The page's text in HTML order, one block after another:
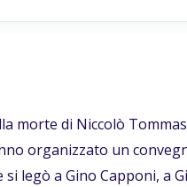
morte di Niccolò
organizzato un
si legò a Gino Capponi, a